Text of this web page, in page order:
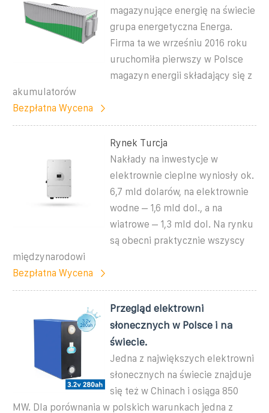
magazynujące energię na świecie
grupa energetyczna Energa.
Firma ta we wrześniu 2016 roku
uruchomiła pierwszy w Polsce
magazyn energii składający się z
akumulatorów
Bezpłatna Wycena
Rynek Turcja
Nakłady na inwestycje w
elektrownie cieplne wyniosły ok.
6,7 mld dolarów, na elektrownie
wodne – 1,6 mld dol., a na
wiatrowe – 1,3 mld dol. Na rynku
są obecni praktycznie wszyscy
międzynarodowi
Bezpłatna Wycena
Przegląd elektrowni
słonecznych w Polsce i na
świecie.
Jedna z największych elektrowni
słonecznych na świecie znajduje
się też w Chinach i osiąga 850
MW. Dla porównania w polskich warunkach jedna z